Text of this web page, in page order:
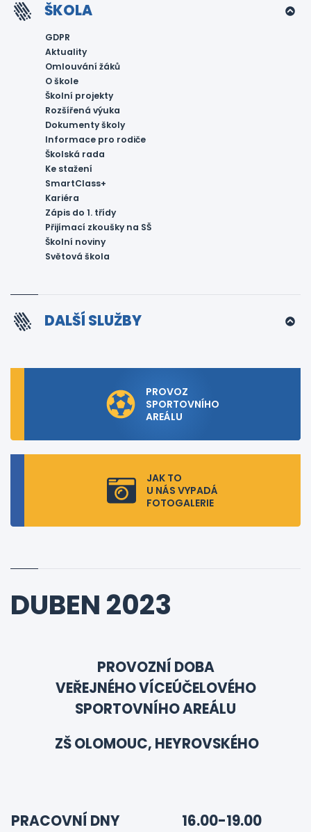
ŠKOLA
GDPR
Aktuality
Omlouvání žáků
O škole
Školní projekty
Rozšířená výuka
Dokumenty školy
Informace pro rodiče
Školská rada
Ke stažení
SmartClass+
Kariéra
Zápis do 1. třídy
Přijímací zkoušky na SŠ
Školní noviny
Světová škola
DALŠÍ SLUŽBY
PROVOZ
SPORTOVNÍHO
AREÁLU
JAK TO
U NÁS VYPADÁ
FOTOGALERIE
DUBEN 2023
PROVOZNÍ DOBA
VEŘEJNÉHO VÍCEÚČELOVÉHO
SPORTOVNÍHO AREÁLU
ZŠ OLOMOUC, HEYROVSKÉHO
PRACOVNÍ DNY 16.00-19.00